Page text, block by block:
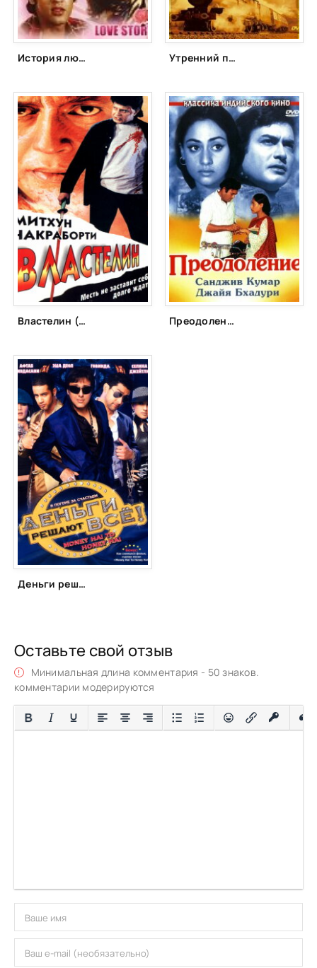
История любви (1981) Утренний поезд (1986)
Властелин (1999) Преодоление (1972)
Деньги решают всё! (2008)
Оставьте свой отзыв
Минимальная длина комментария - 50 знаков.
комментарии модерируются